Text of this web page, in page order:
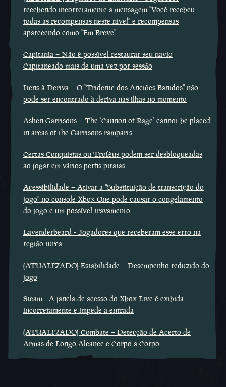
recebendo incorretamente a mensagem ''Você recebeu
todas as recompensas neste nível'' e recompensas
aparecendo como ''Em Breve''
Capitania – Não é possível restaurar seu navio
Capitaneado mais de uma vez por sessão
Itens à Deriva – O ''Tridente dos Anciões Banidos'' não
pode ser encontrado à deriva nas ilhas no momento
Ashen Garrisons – The ‘Cannon of Rage’ cannot be placed
in areas of the Garrisons ramparts
Certas Conquistas ou Troféus podem ser desbloqueadas
ao jogar em vários perfis piratas
Acessibilidade – Ativar a ''Substituição de transcrição do
jogo'' no console Xbox One pode causar o congelamento
do jogo e um possível travamento
Lavenderbeard - Jogadores que receberam esse erro na
região turca
(ATUALIZADO) Estabilidade – Desempenho reduzido do
jogo
Steam - A janela de acesso do Xbox Live é exibida
incorretamente e impede a entrada
(ATUALIZADO) Combate – Detecção de Acerto de
Armas de Longo Alcance e Corpo a Corpo